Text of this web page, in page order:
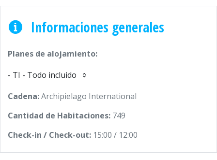
Informaciones generales
Planes de alojamiento:
- TI - Todo incluido
Cadena:Archipielago International
Cantidad de Habitaciones: 749
Check-in / Check-out: 15:00 / 12:00